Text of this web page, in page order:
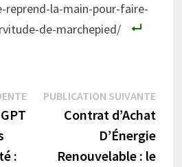
reprend-la-main-pour-faire-
de-marchepied/
Publication
précédente :
:
PUBLICATION SUIVANTE
Contrat d’Achat
D’Énergie
Renouvelable : le